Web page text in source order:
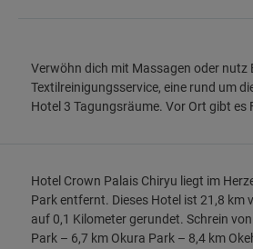
Verwöhn dich mit Massagen oder nutz
Textilreinigungsservice, eine rund um
Hotel 3 Tagungsräume. Vor Ort gibt es
Hotel Crown Palais Chiryu liegt im
Park entfernt. Dieses Hotel ist 21,8 km
auf 0,1 Kilometer gerundet. Schrein
Park – 6,7 km Okura Park – 8,4 km